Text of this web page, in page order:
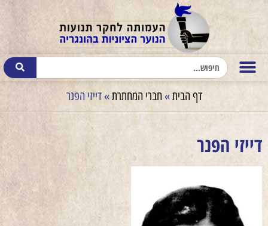
דף הבית»חברי המחתרת»דייזי הפנר
דייזי הפנר